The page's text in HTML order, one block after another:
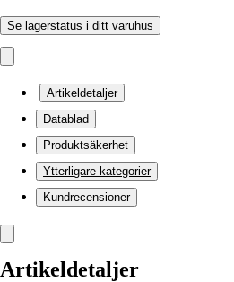
Se lagerstatus i ditt varuhus
Artikeldetaljer
Datablad
Produktsäkerhet
Ytterligare kategorier
Kundrecensioner
Artikeldetaljer